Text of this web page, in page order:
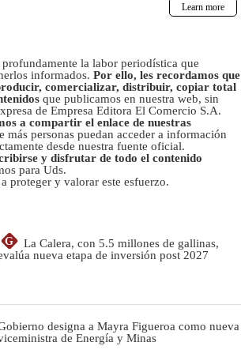
la labor periodística que
informados. Por ello, les recordamos que
comercializar, distribuir, copiar total
que publicamos en nuestra web, sin
de Empresa Editora El Comercio S.A.
a compartir el enlace de nuestras
más personas puedan acceder a información
desde nuestra fuente oficial.
y disfrutar de todo el contenido
para Uds.
proteger y valorar este esfuerzo.
G
La Calera, con 5.5 millones de gallinas,
nueva etapa de inversión post 2027
designa a Mayra Figueroa como nueva
de Energía y Minas